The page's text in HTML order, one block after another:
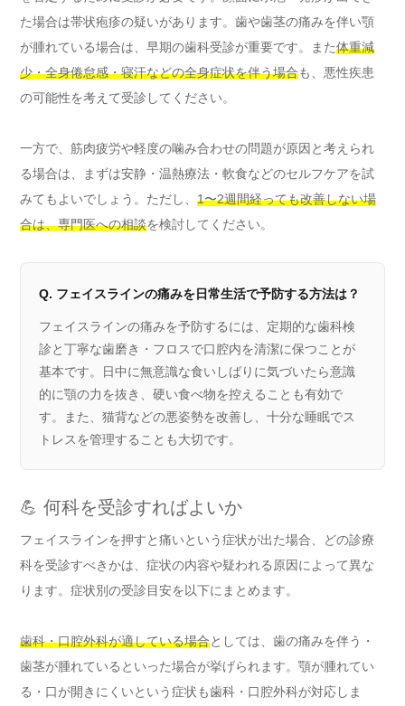
た場合は帯状疱疹の疑いがあります。歯や歯茎の痛みを伴い顎
が腫れている場合は、早期の歯科受診が重要です。また体重減
少・全身倦怠感・寝汗などの全身症状を伴う場合も、悪性疾患
の可能性を考えて受診してください。
一方で、筋肉疲労や軽度の噛み合わせの問題が原因と考えられ
る場合は、まずは安静・温熱療法・軟食などのセルフケアを試
みてもよいでしょう。ただし、 1〜2週間経っても改善しない場
合は、専門医への相談を検討してください。
Q. フェイスラインの痛みを日常生活で予防する方法は？
フェイスラインの痛みを予防するには、定期的な歯科検
診と丁寧な歯磨き・フロスで口腔内を清潔に保つことが
基本です。日中に無意識な食いしばりに気づいたら意識
的に顎の力を抜き、硬い食べ物を控えることも有効で
す。また、猫背などの悪姿勢を改善し、十分な睡眠でス
トレスを管理することも大切です。
💪 何科を受診すればよいか
フェイスラインを押すと痛いという症状が出た場合、どの診療
科を受診すべきかは、症状の内容や疑われる原因によって異な
ります。症状別の受診目安を以下にまとめます。
歯科・口腔外科が適している場合としては、歯の痛みを伴う・
歯茎が腫れているといった場合が挙げられます。顎が腫れてい
る・口が開きにくいという症状も歯科・口腔外科が対応しま